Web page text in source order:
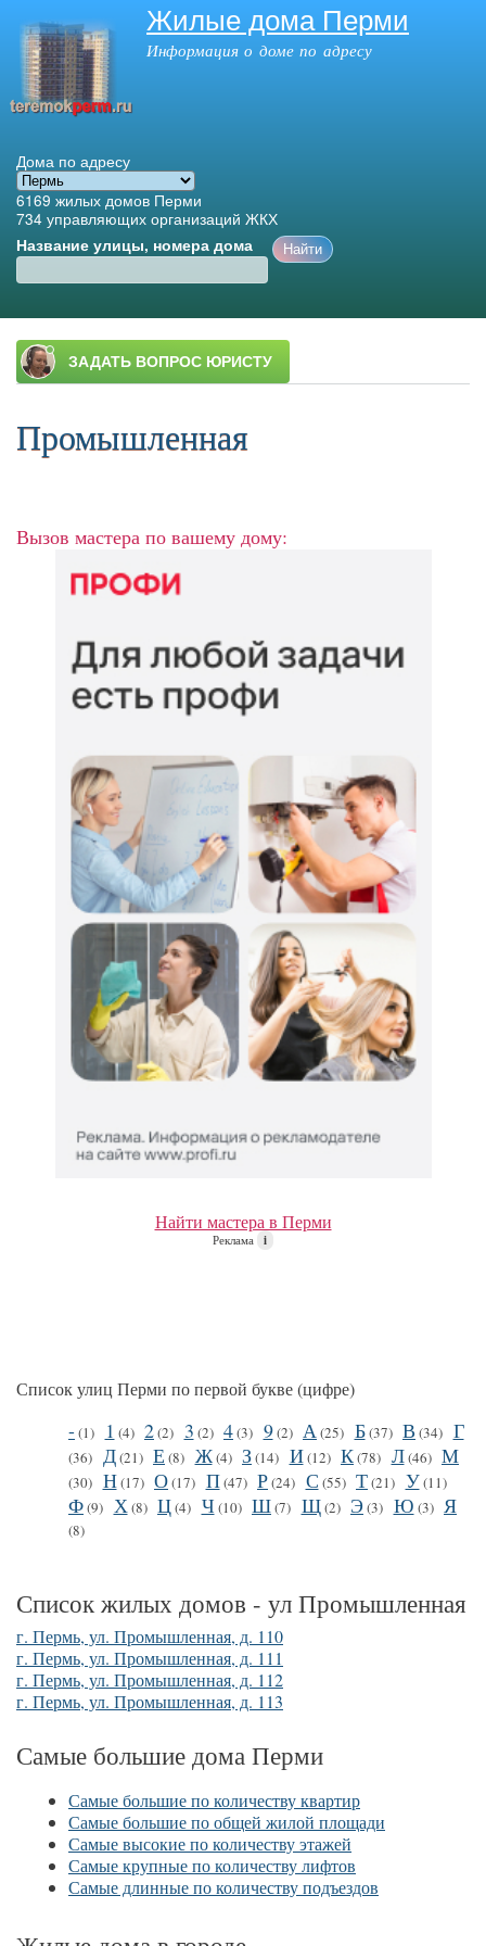
Перейти к
основному
Жилые дома Перми
Информация о доме по адресу
Дома по адресу
6169 жилых домов Перми
734 управляющих организаций ЖКХ
Название улицы, номера дома
Главное меню
Промышленная
Вызов мастера по вашему дому:
Найти мастера в Перми
Реклама i
Список улиц Перми по первой букве (цифре)
-(1) 1 (4) 2(2) 3 (2) 4(3) 9(2) А (25) Б(37) В (34) Г
(36) Д(21) Е (8) Ж(4) З(14) И(12) К(78) Л(46) М
(30) Н(17) О(17) П(47) Р(24) С (55) Т(21) У(11)
Ф(9) Х (8) Ц(4) Ч (10) Ш(7) Щ(2) Э(3) Ю (3) Я
(8)
Список жилых домов - ул Промышленная
г. Пермь, ул. Промышленная, д. 110
г. Пермь, ул. Промышленная, д. 111
г. Пермь, ул. Промышленная, д. 112
г. Пермь, ул. Промышленная, д. 113
Самые большие дома Перми
Самые большие по количеству квартир
Самые большие по общей жилой площади
Самые высокие по количеству этажей
Самые крупные по количеству лифтов
Самые длинные по количеству подъездов